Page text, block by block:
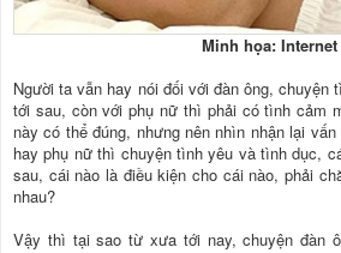
Minh họa: Internet
Người ta vẫn hay nói đối với đàn ông, chuyện
tới sau, còn với phụ nữ thì phải có tình cảm
này có thể đúng, nhưng nên nhìn nhận lại
hay phụ nữ thì chuyện tình yêu và tình dục,
sau, cái nào là điều kiện cho cái nào, phải
nhau?
Vậy thì tại sao từ xưa tới nay, chuyện đàn